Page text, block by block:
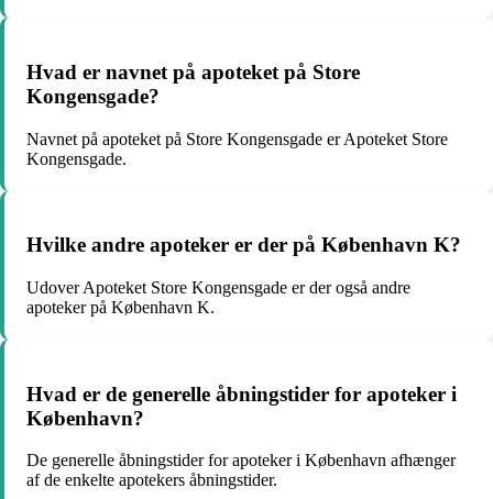
Hvad er navnet på apoteket på Store
Kongensgade?
Navnet på apoteket på Store Kongensgade er Apoteket Store
Kongensgade.
Hvilke andre apoteker er der på København K?
Udover Apoteket Store Kongensgade er der også andre
apoteker på København K.
Hvad er de generelle åbningstider for apoteker i
København?
De generelle åbningstider for apoteker i København afhænger
af de enkelte apotekers åbningstider.